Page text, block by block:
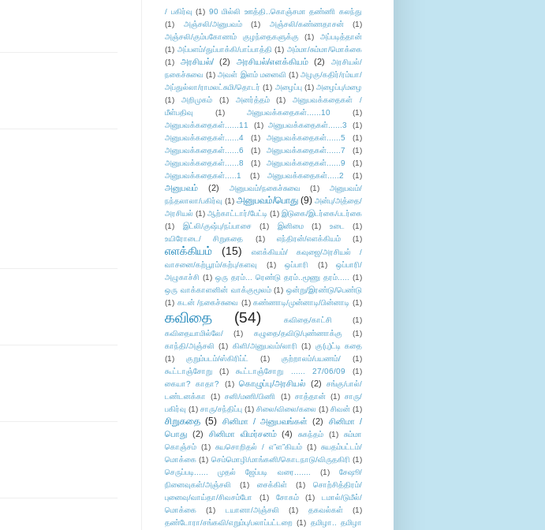
/ பகிர்வு (1) 90 மில்லி ஊத்தி..கொஞ்சமா தண்ணி கலந்து
(1)
அஞ்சலி/அனுபவம் (1) அஞ்சலி/கண்ணதாசன்
(1)
அஞ்சலி/கும்பகோணம் குழந்தைகளுக்கு
(1)
அப்படித்தான்
(1) அப்பளம்/துப்பாக்கி/பாப்பாத்தி (1) அம்மா/சும்மா/மொக்கை
(1)
அரசியல்/ (2) அரசியல்/எளக்கியம் (2)
அரசியல்/
நகைச்சுவை (1) அவள் இளம் மனைவி (1) அழகு/கதிர்/ரம்யா/
அப்துல்லா/ராமலட்சுமி/தொடர் (1) அழைப்பு (1) அழைப்பு/மழை
(1)
அறிமுகம் (1) அனர்த்தம் (1)
அனுபவக்கதைகள் /
மீள்பதிவு
(1) அனுபவக்கதைகள்......10
(1)
அனுபவக்கதைகள்......11
(1) அனுபவக்கதைகள்......3
(1)
அனுபவக்கதைகள்......4
(1) அனுபவக்கதைகள்......5
(1)
அனுபவக்கதைகள்......6
(1) அனுபவக்கதைகள்......7
(1)
அனுபவக்கதைகள்......8
(1) அனுபவக்கதைகள்......9
(1)
அனுபவக்கதைகள்.....1
(1) அனுபவக்கதைகள்.....2 (1)
அனுபவம் (2) அனுபவம்/நகைச்சுவை (1)
அனுபவம்/
நந்தலாலா/பகிர்வு (1) அனுபவம்/பொது (9) அன்பு/அத்தை/
அரசியல் (1) ஆற்காட்டார்/பேட்டி (1) இடுகை/இடர்கை/படர்கை
(1)
இட்லி/குஷ்பு/நப்பாசை (1) இனிமை (1) உடை
(1)
உயிரோடை/ சிறுகதை
(1) எந்திரன்/எளக்கியம் (1)
எளக்கியம் (15)
எளக்கியம்/ கவுஜை/அரசியல் /
வாசனை/கற்பூரம்/கற்பு/களவு
(1) ஒப்பாரி (1)
ஒப்பாரி/
அழுகாச்சி (1) ஒரு தரம்... ரெண்டு தரம்..மூணு தரம்..... (1)
ஒரு வாக்காளனின் வாக்குமூலம் (1) ஒன்று/இரண்டு/பெண்டு
(1) கடன் /நகைச்சுவை (1) கண்ணாடி/முன்னாடி/பின்னாடி (1)
கவிதை (54) கவிதை/காட்சி
(1)
கவிதையாமில்லே/
(1) கழுதை/தவிடு/புண்ணாக்கு
(1)
காந்தி/அஞ்சலி (1) கிளி/அனுபவம்/லாரி (1) கு(பு)ட்டி கதை
(1)
குறும்படம்/ஸ்கிரிப்ட் (1) குற்றாலம்/பயணம்/
(1)
கூட்டாஞ்சோறு
(1) கூட்டாஞ்சோறு ...... 27/06/09
(1)
கையா? காதா?
(1) கொழுப்பு/அரசியல் (2)
சங்கு/பால்/
டண்டனக்கா
(1) சனி/மணி/பிணி (1) சாத்தான் (1) சாரு/
பகிர்வு (1) சாரு/சந்திப்பு (1) சிலை/விலை/கலை (1) சிவன் (1)
சிறுகதை (5) சினிமா / அனுபவங்கள் (2)
சினிமா /
பொது (2) சினிமா விமர்சனம் (4) சுகந்தம் (1)
சும்மா
கொஞ்சம் (1) சுயசொறிதல் / எ”ள”கியம் (1) சுயதம்பட்டம்/
மொக்கை (1) செம்மொழி/மாங்கனி/கொடநாடு/விருதகிரி (1)
செருப்படி...... முதல் ஜேப்படி வரை.......
(1)
சேஷூ/
நினைவுகள்/அஞ்சலி
(1) சைக்கிள் (1)
சொற்சித்திரம்/
புனைவு/வாய்தா/சிவசம்போ
(1) சோகம் (1)
டமால்/டுமீல்/
மொக்கை
(1) டயானா/அஞ்சலி (1) தகவல்கள்
(1)
தண்டோரா/சங்கவி/எறும்பு/பலாப்பட்டறை (1) தமிழா.. தமிழா